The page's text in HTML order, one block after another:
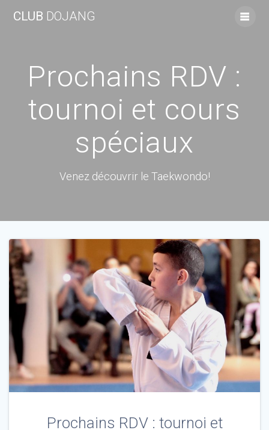
CLUB DOJANG
Prochains RDV :
tournoi et cours
spéciaux
Venez découvrir le Taekwondo!
Prochains RDV : tournoi et